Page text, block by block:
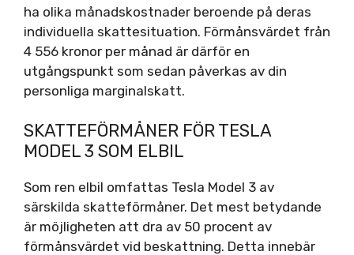
ha olika månadskostnader beroende på deras
individuella skattesituation. Förmånsvärdet från
4 556 kronor per månad är därför en
utgångspunkt som sedan påverkas av din
personliga marginalskatt.
SKATTEFÖRMÅNER FÖR TESLA
MODEL 3 SOM ELBIL
Som ren elbil omfattas Tesla Model 3 av
särskilda skatteförmåner. Det mest betydande
är möjligheten att dra av 50 procent av
förmånsvärdet vid beskattning. Detta innebär